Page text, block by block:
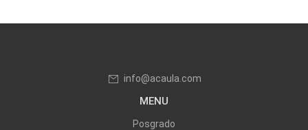
info@acaula.com
MENU
Posgrado